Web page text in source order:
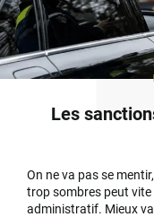
Les
On ne va pas se
trop sombres peut
administratif. Mieux